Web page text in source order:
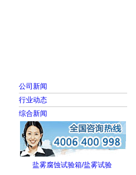
公司新闻
行业动态
综合新闻
盐雾腐蚀试验箱/盐雾试验